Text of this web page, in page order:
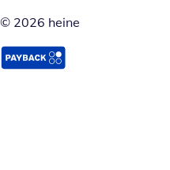
© 2026 heine